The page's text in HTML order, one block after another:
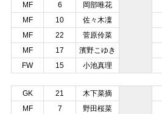
MF
6
岡部唯花
MF
10
佐々木凜
MF
22
菅原伶菜
MF
17
濱野こゆき
FW
15 小池真理
GK 21 木下菜摘
MF 7
野田桜菜